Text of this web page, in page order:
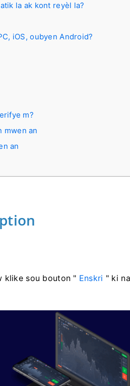
la ak kont reyèl la?
iOS, oubyen Android?
m?
mwen an
an
klike sou bouton " Enskri " ki